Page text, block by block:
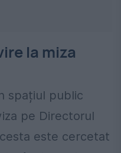
la miza
spațiul public
pe Directorul
este cercetat